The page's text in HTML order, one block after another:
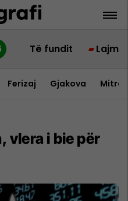
Të fundit Lajme
Ferizaj Gjakova
vlera i bie për